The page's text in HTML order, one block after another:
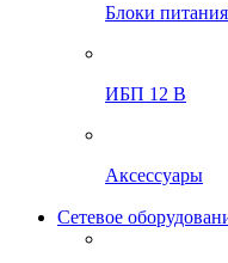
Блоки
ИБП 12 В
Аксессуары
Сетевое